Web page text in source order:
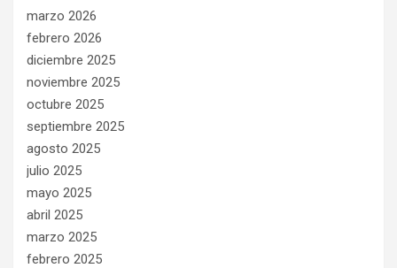
marzo 2026
febrero 2026
diciembre 2025
noviembre 2025
octubre 2025
septiembre 2025
agosto 2025
julio 2025
mayo 2025
abril 2025
marzo 2025
febrero 2025